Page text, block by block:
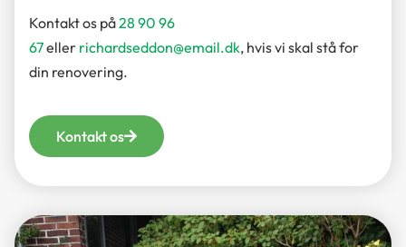
Kontakt os på28 90 96
67eller richardseddon@email.dk, hvis vi skal stå for
din renovering.
Kontakt os